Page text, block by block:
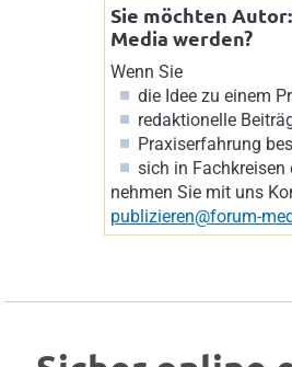
Sie möchten
Media werden?
Wenn Sie
die Idee zu einem
redaktionelle
Praxiserfahrung
sich in Fachkreisen
nehmen Sie mit uns
publizieren@forum-